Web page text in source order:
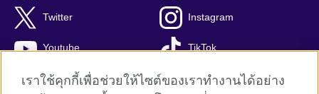
Twitter Instagram
Youtube TikTok
เราใช้คุกกี้เพื่อช่วยให้ไซต์ของเราทำงานได้อย่าง